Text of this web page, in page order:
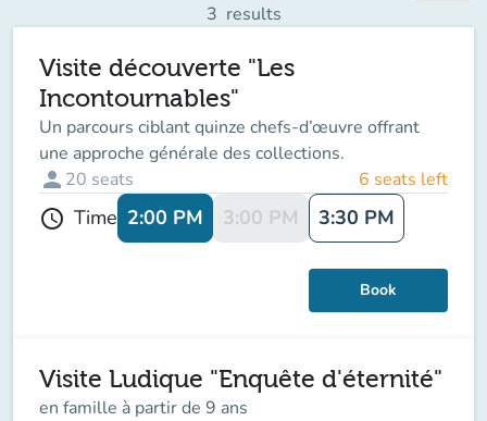
3 results
Visite découverte "Les
Incontournables"
Un parcours ciblant quinze chefs-d’œuvre offrant
une approche générale des collections.
person 20 seats 6 seats left
schedule Time 2:00 PM 3:00 PM 3:30 PM
Book
Visite Ludique "Enquête d'éternité"
en famille à partir de 9 ans